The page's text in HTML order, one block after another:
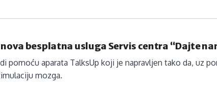
besplatna usluga Servis centra “Dajte
pomoću aparata TalksUp koji je napravljen tako da, uz
mozga.